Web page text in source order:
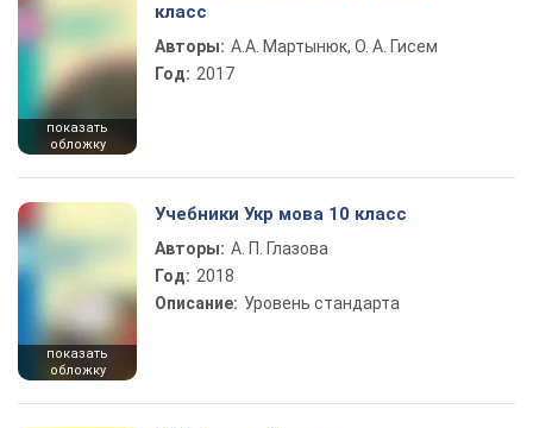
показать
обложку
класс
Авторы: А.А. Мартынюк, О. А. Гисем
Год: 2017
показать
обложку
Учебники Укр мова 10 класс
Авторы: А. П. Глазова
Год: 2018
Описание: Уровень стандарта